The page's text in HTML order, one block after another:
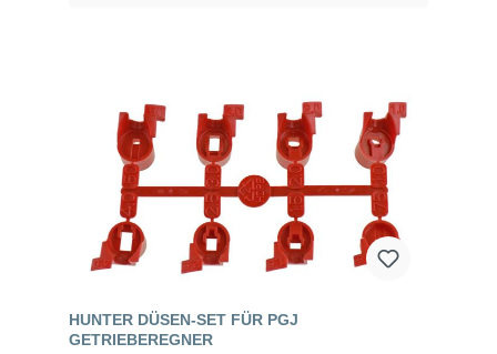
HUNTER DÜSEN-SET FÜR PGJ
GETRIEBEREGNER